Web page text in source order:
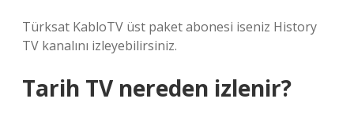
Türksat KabloTV üst paket abonesi iseniz History
TV kanalını izleyebilirsiniz.
Tarih TV nereden izlenir?